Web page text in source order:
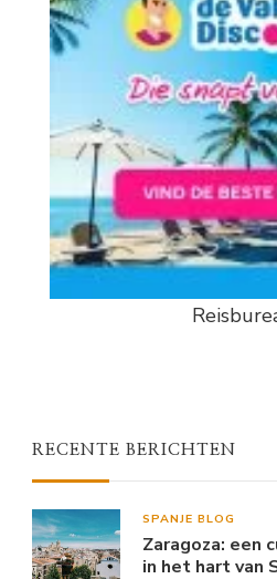
RECENTE BERICHTEN
SPANJE BLOG
Zaragoza: een
in het hart van